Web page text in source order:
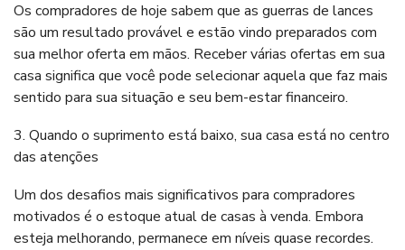
Os compradores de hoje sabem que as guerras de lances
são um resultado provável e estão vindo preparados com
sua melhor oferta em mãos. Receber várias ofertas em sua
casa significa que você pode selecionar aquela que faz mais
sentido para sua situação e seu bem-estar financeiro.
3. Quando o suprimento está baixo, sua casa está no centro
das atenções
Um dos desafios mais significativos para compradores
motivados é o estoque atual de casas à venda. Embora
esteja melhorando, permanece em níveis quase recordes.